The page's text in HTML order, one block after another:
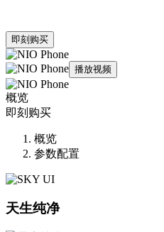
即刻购买
播放视频
概览
即刻购买
概览
参数配置
天生纯净